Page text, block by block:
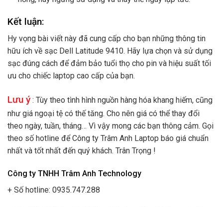
Kết luận:
Hy vọng bài viết này đã cung cấp cho bạn những thông tin
hữu ích về sạc Dell Latitude 9410. Hãy lựa chọn và sử dụng
sạc đúng cách để đảm bảo tuổi thọ cho pin và hiệu suất tối
ưu cho chiếc laptop cao cấp của bạn.
Lưu ý: Tùy theo tình hình nguồn hàng hóa khang hiếm, cũng
như giá ngoại tệ có thế tăng. Cho nên giá có thể thay đổi
theo ngày, tuần, tháng… Vì vậy mong các bạn thông cảm. Gọi
theo số hotline để Công ty Trâm Anh Laptop báo giá chuẩn
nhất và tốt nhất đến quý khách. Trân Trọng !
Công ty TNHH Trâm Anh Technology
+ Số hotline: 0935.747.288